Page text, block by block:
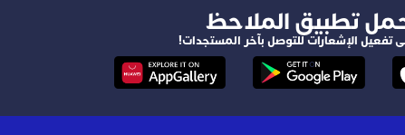
تطبيق الملاحظ
تفعيل الإشعارات للتوصل بآخر المستجدات!